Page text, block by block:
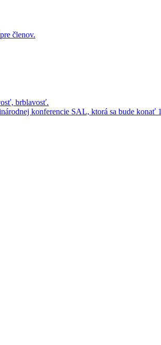
členov.
brblavosť.
konferencie SAL, ktorá sa bude